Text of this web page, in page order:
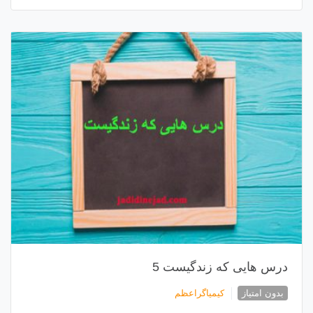
درس هایی که زندگیست 5
بدون امتیاز کیمیاگراعظم